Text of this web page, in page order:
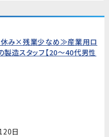
み×残業少なめ≫産業用ロ
製造スタッフ【20～40代男性
日